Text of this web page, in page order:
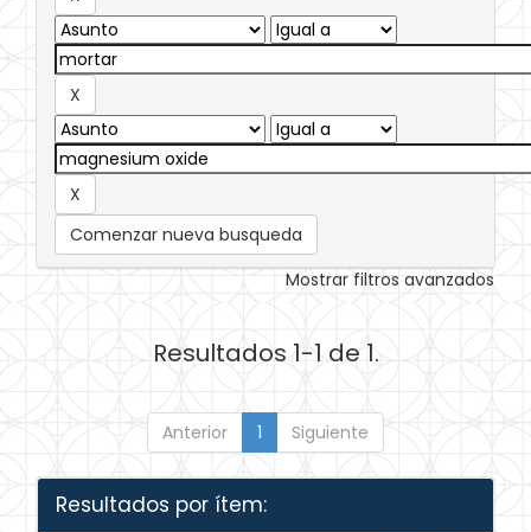
Comenzar nueva busqueda
Mostrar filtros avanzados
Resultados 1-1 de 1.
Anterior 1 Siguiente
Resultados por ítem: